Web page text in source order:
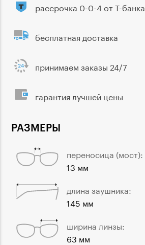
РАЗМЕРЫ
переносица (мост):
13 мм
длина заушника:
145 мм
ширина линзы:
63 мм
рассрочка 0-0-4 от Т-банка
бесплатная доставка
принимаем заказы 24/7
гарантия лучшей цены